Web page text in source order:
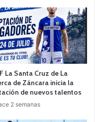
La Santa Cruz de La
de Záncara inicia la
de nuevos talentos
2 semanas